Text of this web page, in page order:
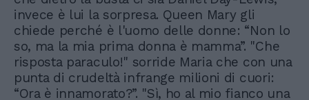
invece è lui la sorpresa. Queen Mary gli
chiede perché è l'uomo delle donne: “Non lo
so, ma la mia prima donna è mamma”. "Che
risposta paraculo!" sorride Maria che con una
punta di crudeltà infrange milioni di cuori:
“Ora è innamorato?”. "Sì, ho al mio fianco una